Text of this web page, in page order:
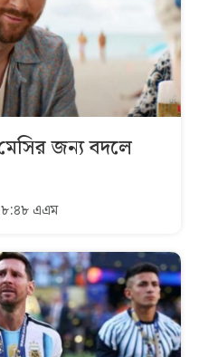
জন্য বদলে
এএম